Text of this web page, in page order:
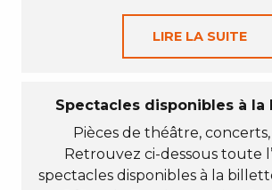
LIRE LA SUITE
Spectacles disponibles à
Pièces de théâtre,
Retrouvez ci-dessous toute
spectacles disponibles à la